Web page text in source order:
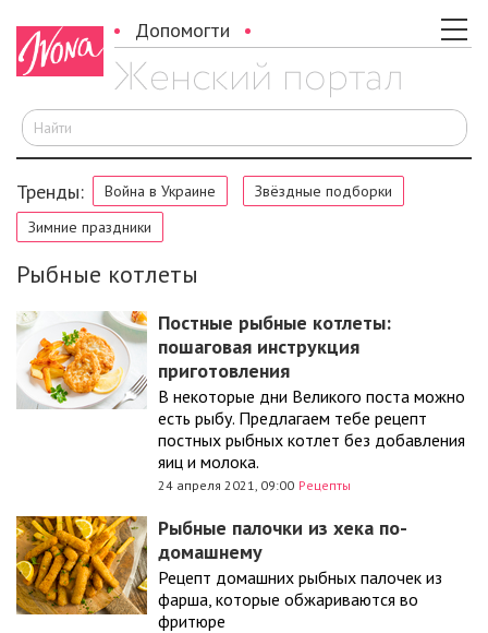
Допомогти
Тренды: Война в Украине
Звёздные подборки
Зимние праздники
Рыбные котлеты
Постные рыбные котлеты:
пошаговая инструкция
приготовления
В некоторые дни Великого поста можно
есть рыбу. Предлагаем тебе рецепт
постных рыбных котлет без добавления
яиц и молока.
24 апреля 2021, 09:00 Рецепты
Рыбные палочки из хека по-
домашнему
Рецепт домашних рыбных палочек из
фарша, которые обжариваются во
фритюре